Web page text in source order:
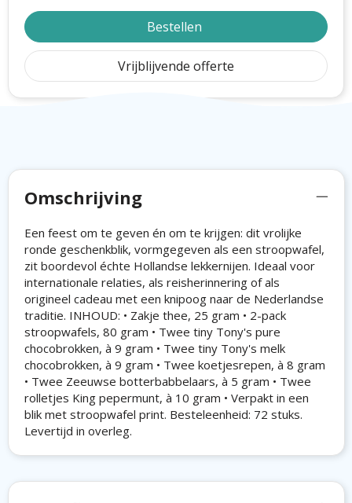
Bestellen
Vrijblijvende offerte
Omschrijving
Een feest om te geven én om te krijgen: dit vrolijke
ronde geschenkblik, vormgegeven als een stroopwafel,
zit boordevol échte Hollandse lekkernijen. Ideaal voor
internationale relaties, als reisherinnering of als
origineel cadeau met een knipoog naar de Nederlandse
traditie. INHOUD: • Zakje thee, 25 gram • 2-pack
stroopwafels, 80 gram • Twee tiny Tony's pure
chocobrokken, à 9 gram • Twee tiny Tony's melk
chocobrokken, à 9 gram • Twee koetjesrepen, à 8 gram
• Twee Zeeuwse botterbabbelaars, à 5 gram • Twee
rolletjes King pepermunt, à 10 gram • Verpakt in een
blik met stroopwafel print. Besteleenheid: 72 stuks.
Levertijd in overleg.